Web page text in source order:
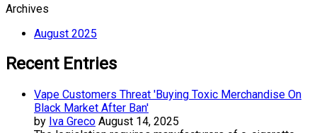
Archives
August 2025
Recent Entries
Vape Customers Threat 'Buying Toxic Merchandise On
Black Market After Ban'
by Iva Greco August 14, 2025